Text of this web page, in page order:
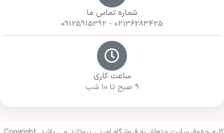
شماره تماس ما
02136283425 - 09125915392
ساعت کاری
9 صبح تا 10 شب